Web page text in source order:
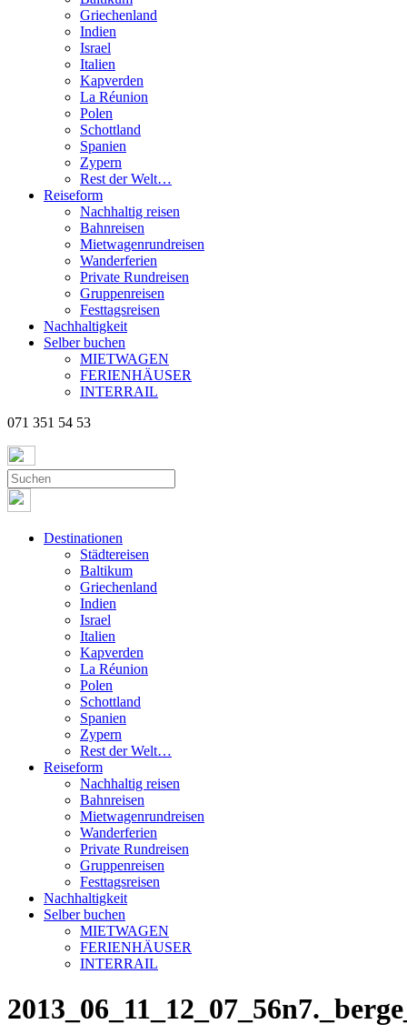
Griechenland
Indien
Israel
Italien
Kapverden
La Réunion
Polen
Schottland
Spanien
Zypern
Rest der Welt…
Reiseform
Nachhaltig reisen
Bahnreisen
Mietwagenrundreisen
Wanderferien
Private Rundreisen
Gruppenreisen
Festtagsreisen
Nachhaltigkeit
Selber buchen
MIETWAGEN
FERIENHÄUSER
INTERRAIL
071 351 54 53
Destinationen
Städtereisen
Baltikum
Griechenland
Indien
Israel
Italien
Kapverden
La Réunion
Polen
Schottland
Spanien
Zypern
Rest der Welt…
Reiseform
Nachhaltig reisen
Bahnreisen
Mietwagenrundreisen
Wanderferien
Private Rundreisen
Gruppenreisen
Festtagsreisen
Nachhaltigkeit
Selber buchen
MIETWAGEN
FERIENHÄUSER
INTERRAIL